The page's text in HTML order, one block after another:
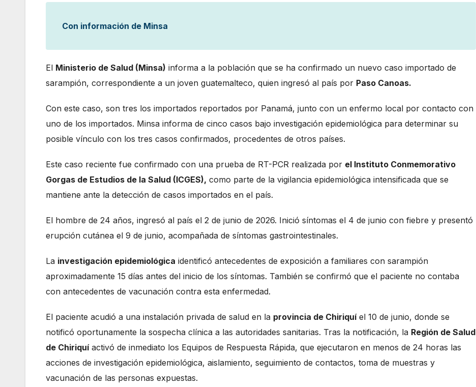
Con información de Minsa
El Ministerio de Salud (Minsa) informa a la población que se ha confirmado un nuevo caso importado de
sarampión, correspondiente a un joven guatemalteco, quien ingresó al país por Paso Canoas.
Con este caso, son tres los importados reportados por Panamá, junto con un enfermo local por contacto con
uno de los importados. Minsa informa de cinco casos bajo investigación epidemiológica para determinar su
posible vínculo con los tres casos confirmados, procedentes de otros países.
Este caso reciente fue confirmado con una prueba de RT-PCR realizada por el Instituto Conmemorativo
Gorgas de Estudios de la Salud (ICGES), como parte de la vigilancia epidemiológica intensificada que se
mantiene ante la detección de casos importados en el país.
El hombre de 24 años, ingresó al país el 2 de junio de 2026. Inició síntomas el 4 de junio con fiebre y presentó
erupción cutánea el 9 de junio, acompañada de síntomas gastrointestinales.
La investigación epidemiológica identificó antecedentes de exposición a familiares con sarampión
aproximadamente 15 días antes del inicio de los síntomas. También se confirmó que el paciente no contaba
con antecedentes de vacunación contra esta enfermedad.
El paciente acudió a una instalación privada de salud en la provincia de Chiriquíel 10 de junio, donde se
notificó oportunamente la sospecha clínica a las autoridades sanitarias. Tras la notificación, la Región de Salud
de Chiriquíactivó de inmediato los Equipos de Respuesta Rápida, que ejecutaron en menos de 24 horas las
acciones de investigación epidemiológica, aislamiento, seguimiento de contactos, toma de muestras y
vacunación de las personas expuestas.